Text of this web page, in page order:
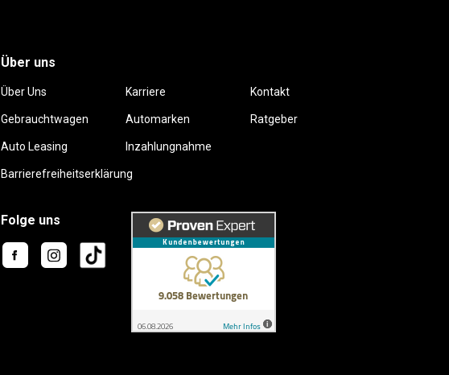
Über uns
Über Uns Karriere Kontakt
Gebrauchtwagen Automarken Ratgeber
Auto Leasing Inzahlungnahme
Barrierefreiheitserklärung
Folge uns